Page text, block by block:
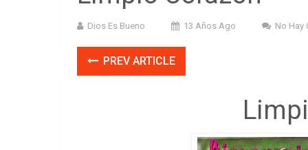
Dios Es Bueno 13 Años Ago No Hay
PREV ARTICLE